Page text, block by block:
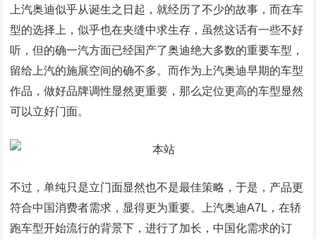
上汽奥迪似乎从诞生之日起，就经历了不少的故事，而在车
型的选择上，似乎也在夹缝中求生存，虽然这话有一些不好
听，但的确一汽方面已经国产了奥迪绝大多数的重要车型，
留给上汽的施展空间的确不多。而作为上汽奥迪早期的车型
作品，做好品牌调性显然更重要，那么定位更高的车型显然
可以立好门面。
不过，单纯只是立门面显然也不是最佳策略，于是，产品更
符合中国消费者需求，显得更为重要。上汽奥迪A7L，在轿
跑车型开始流行的背景下，进行了加长，中国化需求的订